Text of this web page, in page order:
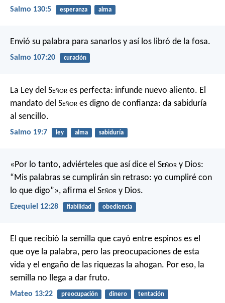
Salmo 130:5 esperanza alma
Envió su palabra para sanarlos y así los libró de la fosa.
Salmo 107:20 curación
La Ley del Señor es perfecta: infunde nuevo aliento. El
mandato del Señor es digno de confianza: da sabiduría
al sencillo.
Salmo 19:7 ley alma sabiduría
«Por lo tanto, adviérteles que así dice el Señor y Dios:
“Mis palabras se cumplirán sin retraso: yo cumpliré con
lo que digo”», afirma el Señor y Dios.
Ezequiel 12:28 fiabilidad obediencia
El que recibió la semilla que cayó entre espinos es el
que oye la palabra, pero las preocupaciones de esta
vida y el engaño de las riquezas la ahogan. Por eso, la
semilla no llega a dar fruto.
Mateo 13:22 preocupación dinero tentación